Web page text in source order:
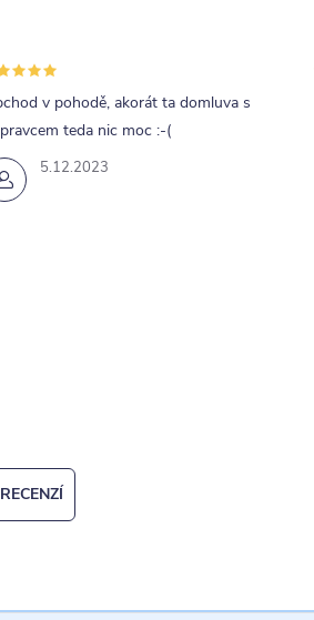
5.12.2023
v pohodě, akorát ta domluva s
teda nic moc :-(